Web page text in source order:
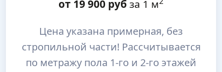
от 19 900 руб за 1 м
Цена указана примерная, без
стропильной части! Рассчитывается
по метражу пола 1-го и 2-го этажей